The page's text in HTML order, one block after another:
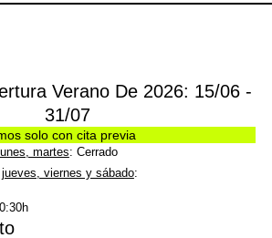
Verano De 2026: 15/06 -
31/07
solo con cita previa
martes: Cerrado
viernes y sábado: